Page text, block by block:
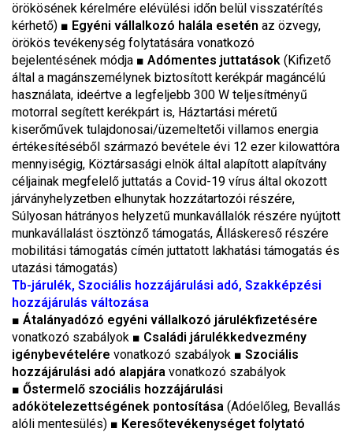
örökösének kérelmére elévülési időn belül visszatérítés
kérhető) ■ Egyéni vállalkozó halála esetén az özvegy,
örökös tevékenység folytatására vonatkozó
bejelentésének módja ■ Adómentes juttatások (Kifizető
által a magánszemélynek biztosított kerékpár magáncélú
használata, ideértve a legfeljebb 300 W teljesítményű
motorral segített kerékpárt is, Háztartási méretű
kiserőművek tulajdonosai/üzemeltetői villamos energia
értékesítéséből származó bevétele évi 12 ezer kilowattóra
mennyiségig, Köztársasági elnök által alapított alapítvány
céljainak megfelelő juttatás a Covid-19 vírus által okozott
járványhelyzetben elhunytak hozzátartozói részére,
Súlyosan hátrányos helyzetű munkavállalók részére nyújtott
munkavállalást ösztönző támogatás, Álláskereső részére
mobilitási támogatás címén juttatott lakhatási támogatás és
utazási támogatás)
Tb-járulék, Szociális hozzájárulási adó, Szakképzési
hozzájárulás változása
■ Átalányadózó egyéni vállalkozó járulékfizetésére
vonatkozó szabályok ■ Családi járulékkedvezmény
igénybevételére vonatkozó szabályok ■ Szociális
hozzájárulási adó alapjára vonatkozó szabályok
■ Őstermelő szociális hozzájárulási
adókötelezettségének pontosítása (Adóelőleg, Bevallás
alóli mentesülés) ■ Keresőtevékenységet folytató